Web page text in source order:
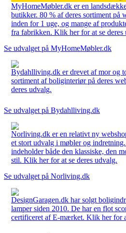
MyHomeMøbler.dk er en
butikker. 80 % af deres sortiment på
inden for 1 uge, og mange af
fra fabrikken. Klik her for at se deres
Se udvalget på MyHomeMøbler.dk
Bydahlliving.dk er drevet af mor og
sortiment af boliginteriør på deres
deres udvalg.
Se udvalget på Bydahlliving.dk
Norliving.dk er en relativt ny
et stort udvalg i møbler og
indeholder både den klassiske, den
stil. Klik her for at se deres udvalg.
Se udvalget på Norliving.dk
DesignGaragen.dk har solgt
lamper siden 2010. De har en flot
certificeret af E-mærket. Klik her for